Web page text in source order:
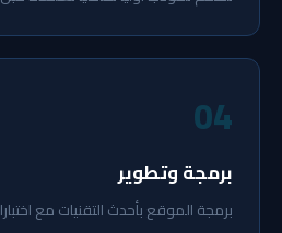
04
برمجة وتطوير
برمجة الموقع بأحدث التقنيات مع